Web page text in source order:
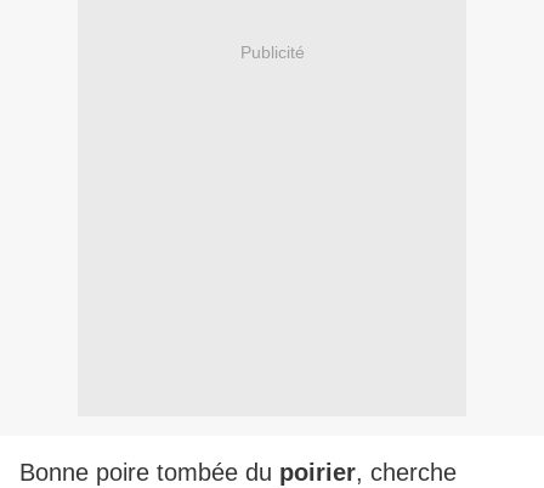
Publicité
Bonne poire tombée du poirier, cherche